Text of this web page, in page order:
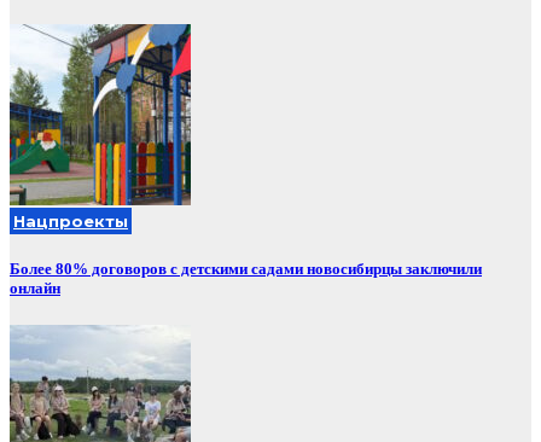
Нацпроекты
Более 80% договоров с детскими садами новосибирцы заключили
онлайн